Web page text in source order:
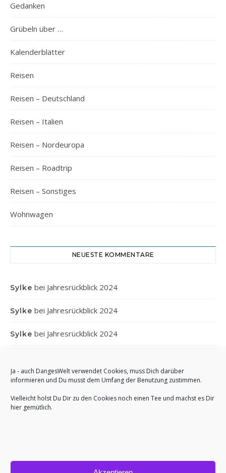
Ja - auch DangesWelt verwendet Cookies, muss Dich darüber
informieren und Du musst dem Umfang der Benutzung zustimmen.
Vielleicht holst Du Dir zu den Cookies noch einen Tee und machst es Dir
hier gemütlich.
Gedanken
Grübeln über …
Kalenderblätter
Reisen
Reisen – Deutschland
Reisen – Italien
Reisen – Nordeuropa
Reisen – Roadtrip
Reisen – Sonstiges
Wohnwagen
NEUESTE KOMMENTARE
Sylke bei Jahresrückblick 2024
Sylke bei Jahresrückblick 2024
Sylke bei Jahresrückblick 2024
AnettbeiJahresrückblick 2024